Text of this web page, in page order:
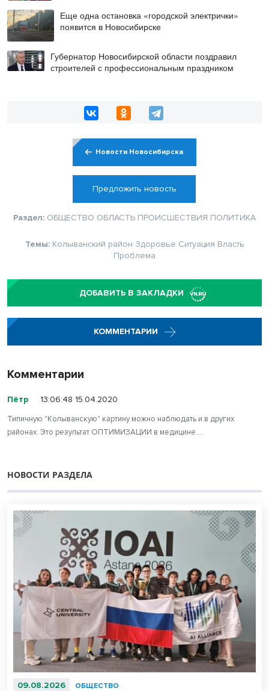
Еще одна остановка «городской электрички»
появится в Новосибирске
Губернатор Новосибирской области поздравил
строителей с профессиональным праздником
Новости Новосибирска
Предложить новость
Раздел: ОБЩЕСТВО ОБЛАСТЬ ПРОИСШЕСТВИЯ ПОЛИТИКА
Темы: Колыванский район Здоровье Ситуация Власть
Проблема
ДОБАВИТЬ В ЗАКЛАДКИ
КОММЕНТАРИИ
Комментарии
Пётр 13:06:48 15.04.2020
Типичную "Колыванскую" картину можно наблюдать и в других
районах. Это результат ОПТИМИЗАЦИИ в медицине....
НОВОСТИ РАЗДЕЛА
09.08.2026 ОБЩЕСТВО